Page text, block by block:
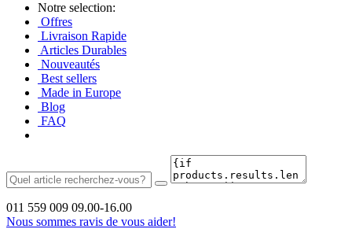
Notre selection:
Offres
Livraison Rapide
Articles Durables
Nouveautés
Best sellers
Made in Europe
Blog
FAQ
011 559 009 09.00-16.00
Nous sommes ravis de vous aider!